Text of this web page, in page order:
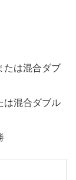
は混合ダブ
混合ダブル